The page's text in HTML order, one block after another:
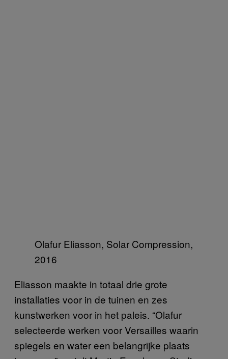
Olafur Eliasson, Solar Compression,
2016
Eliasson maakte in totaal drie grote
installaties voor in de tuinen en zes
kunstwerken voor in het paleis. “Olafur
selecteerde werken voor Versailles waarin
spiegels en water een belangrijke plaats